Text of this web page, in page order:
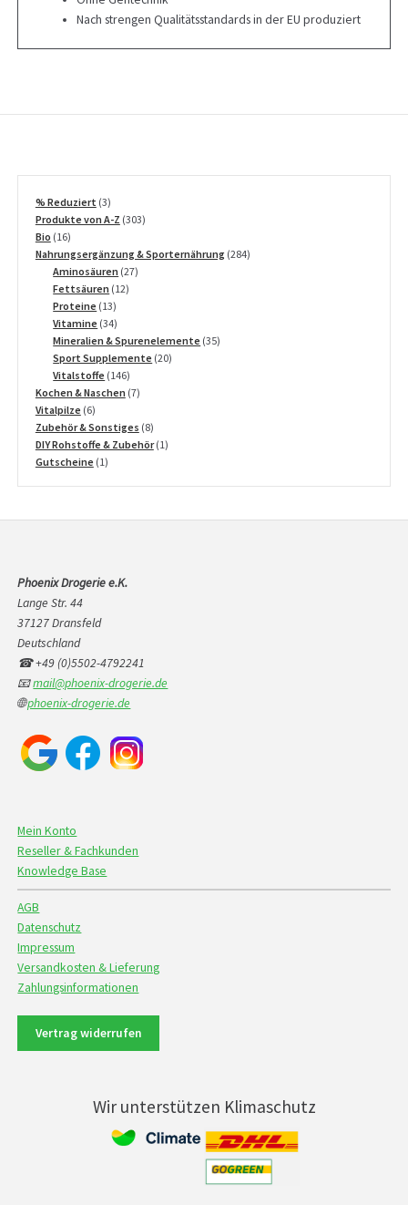
Nach strengen Qualitätsstandards in der EU produziert
% Reduziert 33
Produkte
Produkte von A-Z 303303
Bio 1616
Produkte
Nahrungsergänzung & Sporternährung 284284
Aminosäuren 2727
Fettsäuren 1212
Proteine 1313
Produkte
Vitamine 3434
Produkte
Mineralien & Spurenelemente 3535
Sport Supplemente 2020
Vitalstoffe 146146
Produkte
Kochen & Naschen 77
Vitalpilze 66
Produkte
Zubehör & Sonstiges 88
Produkte
DIY Rohstoffe & Zubehör 11
Gutscheine 11
Phoenix Drogerie e.K.
Lange Str. 44
37127 Dransfeld
Deutschland
☎ +49 (0)5502-4792241
📧mail@phoenix-drogerie.de
🌐phoenix-drogerie.de
Mein Konto
Reseller & Fachkunden
Knowledge Base
AGB
Datenschutz
Impressum
Versandkosten & Lieferung
Zahlungsinformationen
Vertrag widerrufen
Wir unterstützen Klimaschutz